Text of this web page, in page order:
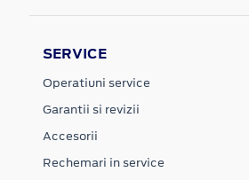
SERVICE
Operatiuni service
Garantii si revizii
Accesorii
Rechemari in service